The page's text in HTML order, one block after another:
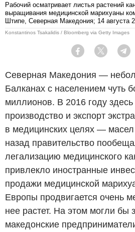
Рабочий осматривает листья растений
выращивания медицинской марихуаны
Штипе, Северная Македония; 14 августа
Konstantinos Tsakalidis / Bloomberg via Getty Images
Facebook Twitter
Северная Македония —
Балканах с населением чуть
миллионов. В 2016 году здесь
производство и экспорт
в медицинских целях — масел
назад правительство
легализацию медицинского
привлекло иностранные
продажи медицинской
Европы продвигается очень
нее растет. На этом могли бы
македонские